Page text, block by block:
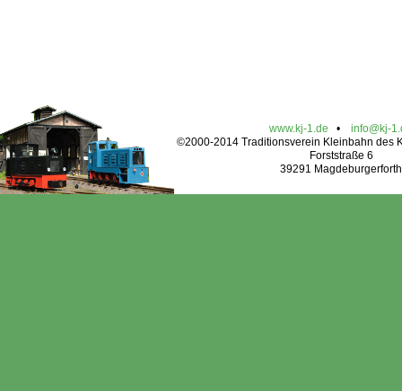
www.kj-1.de • info@kj-
©2000-2014 Traditionsverein Kleinbahn des
Forststraße 6
39291 Magdeburgerforth